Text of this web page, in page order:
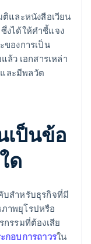
ติและหนังสือเวียน
งได้ให้คำชี้แจง
ของการเป็น
ล้ว เอกสารเหล่า
ละมีพลวัต
เป็นข้อ
ด
บสำหรับธุรกิจที่มี
าพยุโรปหรือ
กรรมที่ต้องเสีย
กอบการถาวรใน